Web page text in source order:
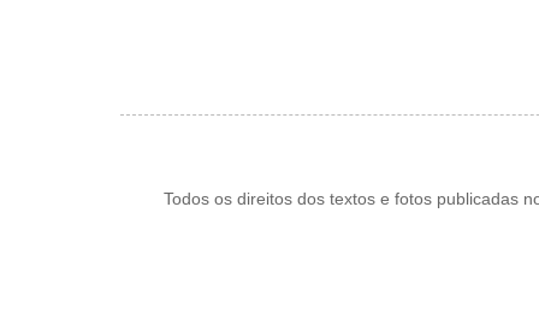
Todos os direitos dos textos e fotos publicadas